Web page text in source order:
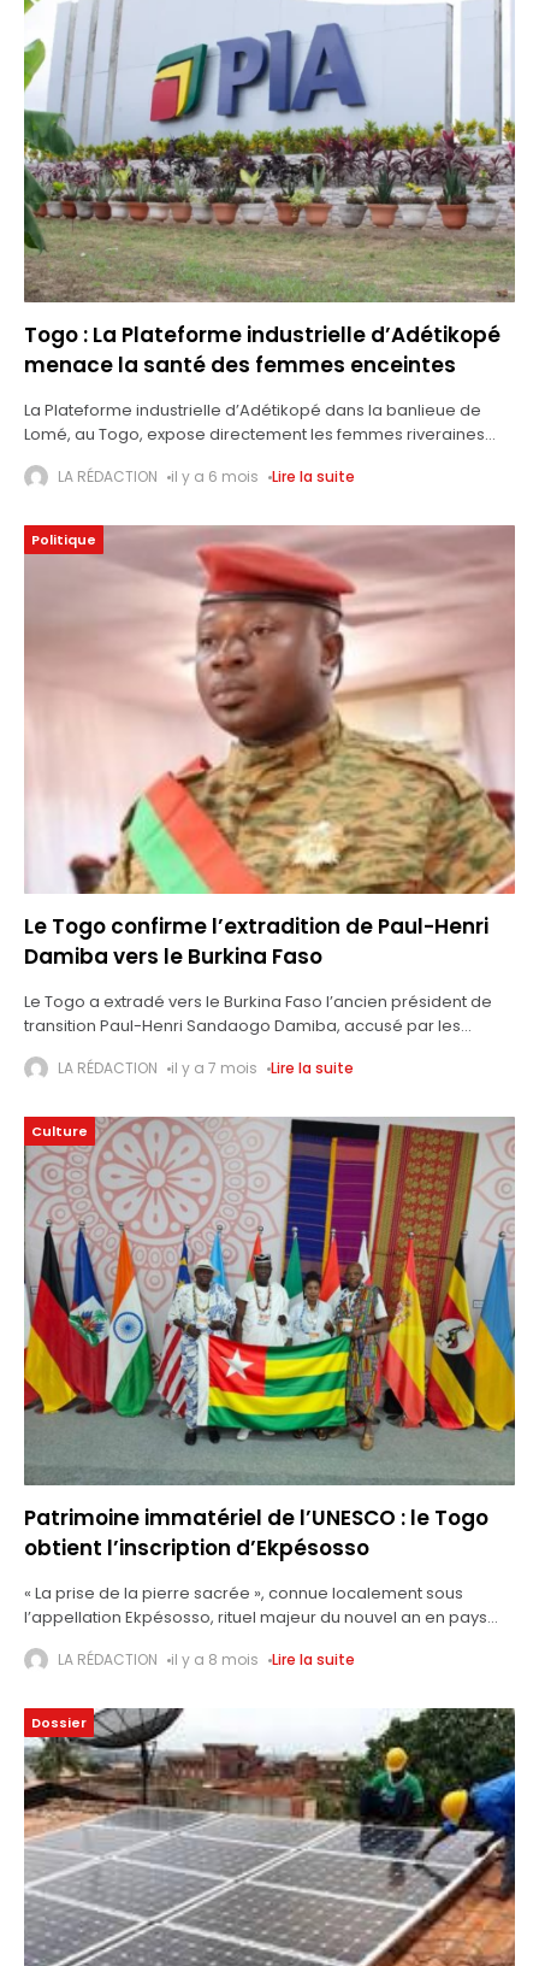
Togo : La Plateforme industrielle d’Adétikopé
menace la santé des femmes enceintes
La Plateforme industrielle d’Adétikopé dans la banlieue de
Lomé, au Togo, expose directement les femmes riveraines
risques accrus de troubles respiratoires et
LA RÉDACTION il y a 6 mois Lire la suite
Politique
Le Togo confirme l’extradition de Paul-Henri
Damiba vers le Burkina Faso
Le Togo a extradé vers le Burkina Faso l’ancien président de
transition Paul-Henri Sandaogo Damiba, accusé par les
coup d’État, a annoncé mardi
LA RÉDACTION il y a 7 mois Lire la suite
Culture
Patrimoine immatériel de l’UNESCO : le Togo
obtient l’inscription d’Ekpésosso
« La prise de la pierre sacrée », connue localement sous
l’appellation Ekpésosso, rituel majeur du nouvel an en pays
représentative du
LA RÉDACTION il y a 8 mois Lire la suite
Dossier